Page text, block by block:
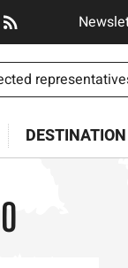
En-
tête
-